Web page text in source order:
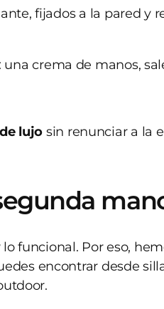
fijados a la pared y
crema de manos,
lujo sin renunciar a la
funcional. Por eso,
encontrar desde